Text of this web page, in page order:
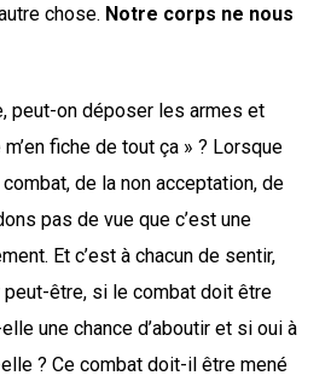
chose. Notre corps ne nous
peut-on déposer les armes et
fiche de tout ça » ? Lorsque
de la non acceptation, de
pas de vue que c’est une
Et c’est à chacun de sentir,
peut-être, si le combat doit être
une chance d’aboutir et si oui à
? Ce combat doit-il être mené